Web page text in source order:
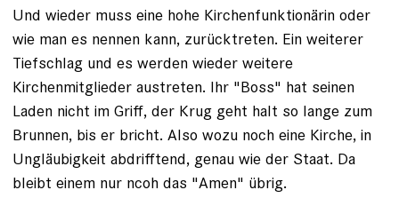
Und wieder muss eine hohe Kirchenfunktionärin oder
wie man es nennen kann, zurücktreten. Ein weiterer
Tiefschlag und es werden wieder weitere
Kirchenmitglieder austreten. Ihr "Boss" hat seinen
Laden nicht im Griff, der Krug geht halt so lange zum
Brunnen, bis er bricht. Also wozu noch eine Kirche, in
Ungläubigkeit abdrifftend, genau wie der Staat. Da
bleibt einem nur ncoh das "Amen" übrig.